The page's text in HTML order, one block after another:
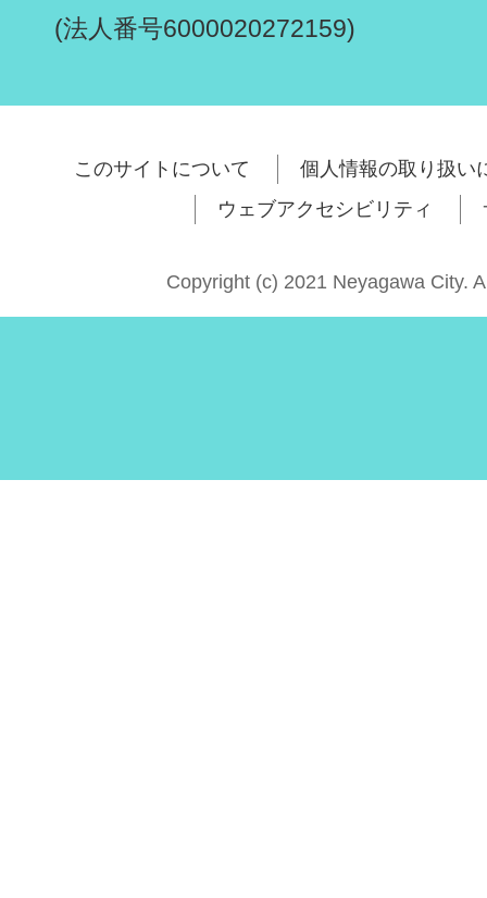
(法人番号6000020272159)
このサイトについて
個人情報の取り扱い
ウェブアクセシビリティ
Copyright (c) 2021 Neyagawa City.